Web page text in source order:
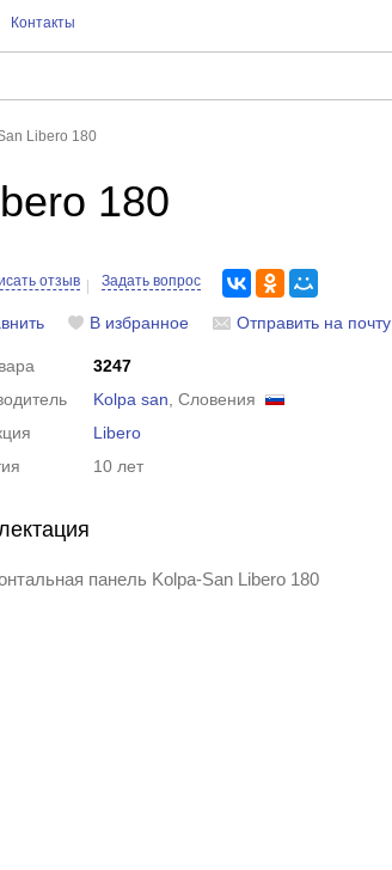
Контакты
Libero 180
180
отзыв Задать вопрос
В избранное Отправить на почту
3247
Kolpa san , Словения
Libero
10 лет
панель Kolpa-San Libero 180